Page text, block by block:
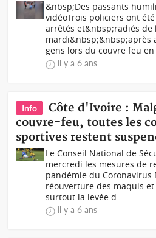
&nbsp;Des passants
vidéoTrois policiers ont
arrêtés et&nbsp;radiés de
mardi&nbsp;&nbsp;après
gens lors du couvre feu en
il y a 6 ans
Info
Côte d'Ivoire :
couvre-feu, toutes les
sportives restent
Le Conseil National de
mercredi les mesures de
pandémie du
réouverture des maquis
surtout la levée d...
il y a 6 ans